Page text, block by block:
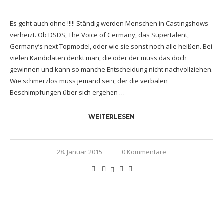
Es geht auch ohne !!!!! Ständig werden Menschen in Castingshows
verheizt. Ob DSDS, The Voice of Germany, das Supertalent,
Germany’s next Topmodel, oder wie sie sonst noch alle heißen. Bei
vielen Kandidaten denkt man, die oder der muss das doch
gewinnen und kann so manche Entscheidung nicht nachvollziehen.
Wie schmerzlos muss jemand sein, der die verbalen
Beschimpfungen über sich ergehen …
WEITERLESEN
28. Januar 2015 0 Kommentare